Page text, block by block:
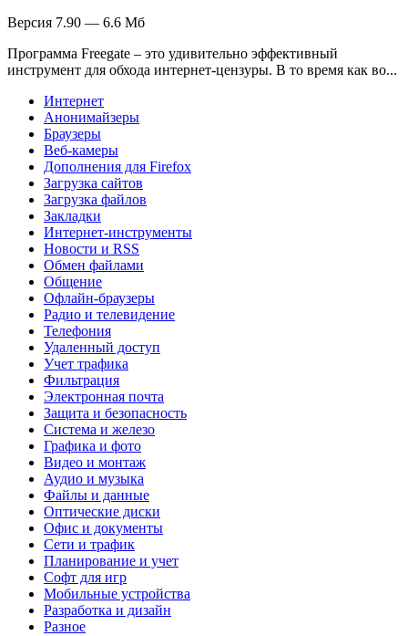
Версия 7.90 — 6.6 Мб
Программа Freegate – это удивительно эффективный
инструмент для обхода интернет-цензуры. В то время как во...
Интернет
Анонимайзеры
Браузеры
Веб-камеры
Дополнения для Firefox
Загрузка сайтов
Загрузка файлов
Закладки
Интернет-инструменты
Новости и RSS
Обмен файлами
Общение
Офлайн-браузеры
Радио и телевидение
Телефония
Удаленный доступ
Учет трафика
Фильтрация
Электронная почта
Защита и безопасность
Система и железо
Графика и фото
Видео и монтаж
Аудио и музыка
Файлы и данные
Оптические диски
Офис и документы
Сети и трафик
Планирование и учет
Софт для игр
Мобильные устройства
Разработка и дизайн
Разное